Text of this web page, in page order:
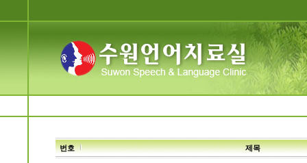
번호 제목